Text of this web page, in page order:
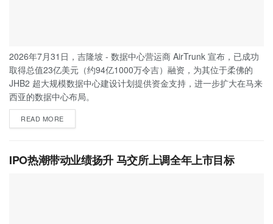
2026年7月31日，吉隆坡 - 数据中心营运商 AirTrunk 宣布，已成功
取得总值23亿美元（约94亿1000万令吉）融资，为其位于柔佛的
JHB2 超大规模数据中心建设计划提供资金支持，进一步扩大在马来
西亚的数据中心布局。
READ MORE
IPO热潮带动业绩扬升 马交所上调全年上市目标